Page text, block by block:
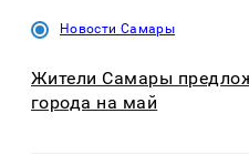
Новости Самары
Жители Самары
города на май